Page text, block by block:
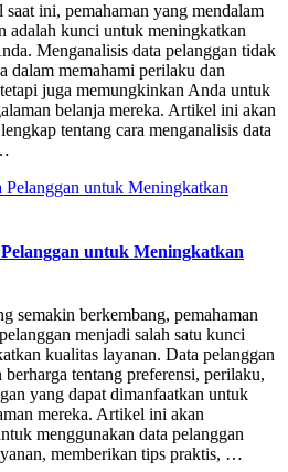
ini, pemahaman yang mendalam
adalah kunci untuk meningkatkan
Menganalisis data pelanggan tidak
dalam memahami perilaku dan
juga memungkinkan Anda untuk
belanja mereka. Artikel ini akan
tentang cara menganalisis data
untuk Meningkatkan
semakin berkembang, pemahaman
menjadi salah satu kunci
kualitas layanan. Data pelanggan
tentang preferensi, perilaku,
yang dapat dimanfaatkan untuk
mereka. Artikel ini akan
menggunakan data pelanggan
memberikan tips praktis, …